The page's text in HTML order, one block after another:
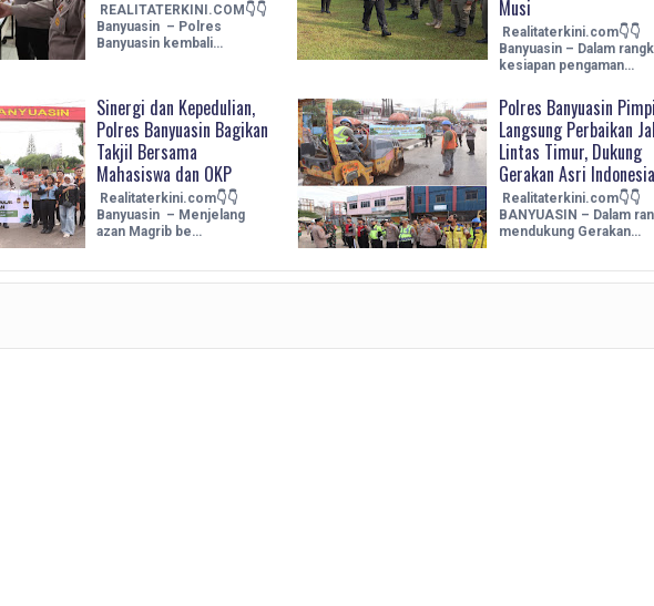
REALITATERKINI.COM👇👇
Banyuasin – Polres
Banyuasin kembali…
Musi
Realitaterkini.com👇👇
Banyuasin – Dalam
kesiapan pengaman…
Sinergi dan Kepedulian,
Polres Banyuasin Bagikan
Takjil Bersama
Mahasiswa dan OKP
Realitaterkini.com👇👇
Banyuasin – Menjelang
azan Magrib be…
Polres Banyuasin
Langsung Perbaikan
Lintas Timur, Dukung
Gerakan Asri Indonesia
Realitaterkini.com👇👇
BANYUASIN – Dalam
mendukung Gerakan…